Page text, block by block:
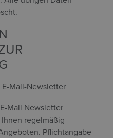
Mail-Newsletter
Mail Newsletter
regelmäßig
Pflichtangabe